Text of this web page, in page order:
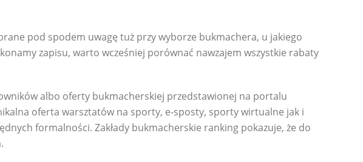
pod spodem uwagę tuż przy wyborze bukmachera, u jakiego
zapisu, warto wcześniej porównać nawzajem wszystkie rabaty
albo oferty bukmacherskiej przedstawionej na portalu
oferta warsztatów na sporty, e-sposty, sporty wirtualne jak i
formalności. Zakłady bukmacherskie ranking pokazuje, że do